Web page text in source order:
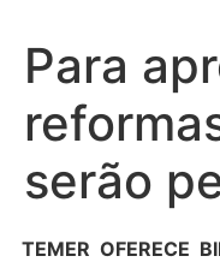
Para
serão
TEMER OFERECE